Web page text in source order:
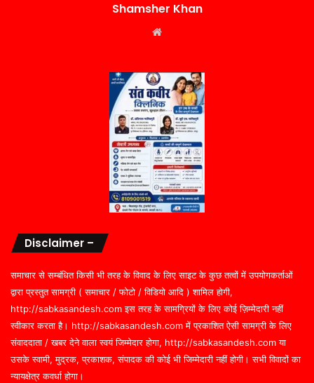
Shamsher Khan
Disclaimer –
समाचार से सम्बंधित किसी भी तरह के विवाद के लिए साइट के कुछ तत्वों में उपयोगकर्ताओं
द्वारा प्रस्तुत सामग्री ( समाचार / फोटो / विडियो आदि ) शामिल होगी,
http://sabkasandesh.com इस तरह के सामग्रियों के लिए कोई ज़िम्मेदारी नहीं
स्वीकार करता है। http://sabkasandesh.com में प्रकाशित ऐसी सामग्री के लिए
संवाददाता / खबर देने वाला स्वयं जिम्मेदार होगा, http://sabkasandesh.com या
उसके स्वामी, मुद्रक, प्रकाशक, संपादक की कोई भी जिम्मेदारी नहीं होगी। सभी विवादों का
न्यायक्षेत्र कवर्धा होगा।